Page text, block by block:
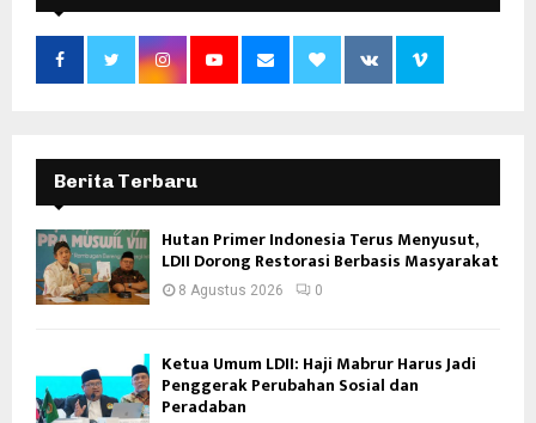
Berita Terbaru
Hutan Primer Indonesia Terus Menyusut,
LDII Dorong Restorasi Berbasis Masyarakat
8 Agustus 2026 0
Ketua Umum LDII: Haji Mabrur Harus Jadi
Penggerak Perubahan Sosial dan
Peradaban